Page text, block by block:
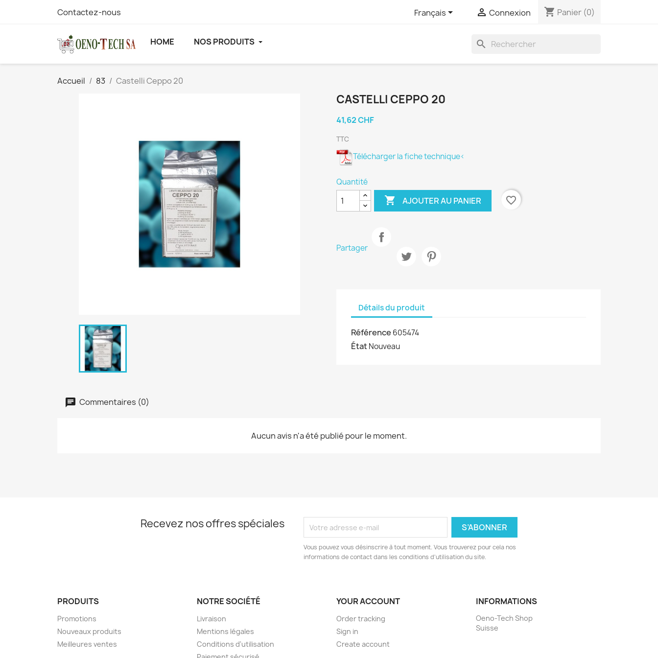
Contactez-nous Français  Connexion shopping_cart Panier (0)
search
HOME NOS PRODUITS
Accueil 83 Castelli Ceppo 20
CASTELLI CEPPO 20
41,62 CHF
TTC
Télécharger la fiche technique<
Quantité
 AJOUTER AU PANIER favorite_border
Partager
Détails du produit
Référence 605474
ÉtatNouveau
Commentaires (0)
Aucun avis n'a été publié pour le moment.
Recevez nos offres spéciales
Vous pouvez vous désinscrire à tout moment. Vous trouverez pour cela nos
informations de contact dans les conditions d'utilisation du site.
PRODUITS
Promotions
Nouveaux produits
Meilleures ventes
NOTRE SOCIÉTÉ
Livraison
Mentions légales
Conditions d'utilisation
YOUR ACCOUNT
Order tracking
Sign in
Create account
INFORMATIONS
Oeno-Tech Shop
Suisse